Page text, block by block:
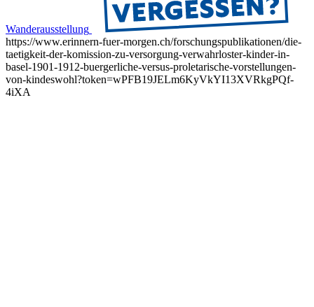
Wanderausstellung
https://www.erinnern-fuer-morgen.ch/forschungspublikationen/die-
taetigkeit-der-komission-zu-versorgung-verwahrloster-kinder-in-
basel-1901-1912-buergerliche-versus-proletarische-vorstellungen-
von-kindeswohl?token=wPFB19JELm6KyVkYI13XVRkgPQf-
4iXA